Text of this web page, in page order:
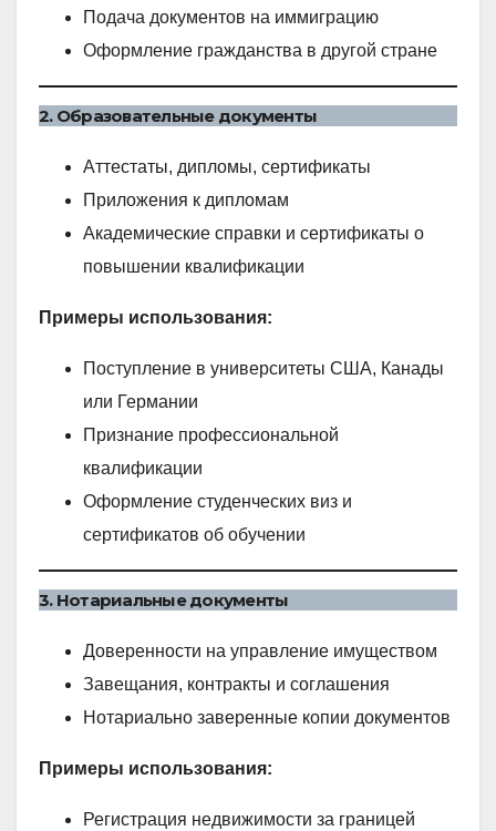
Подача документов на иммиграцию
Оформление гражданства в другой стране
2. Образовательные документы
Аттестаты, дипломы, сертификаты
Приложения к дипломам
Академические справки и сертификаты о
повышении квалификации
Примеры использования:
Поступление в университеты США, Канады
или Германии
Признание профессиональной
квалификации
Оформление студенческих виз и
сертификатов об обучении
3. Нотариальные документы
Доверенности на управление имуществом
Завещания, контракты и соглашения
Нотариально заверенные копии документов
Примеры использования:
Регистрация недвижимости за границей